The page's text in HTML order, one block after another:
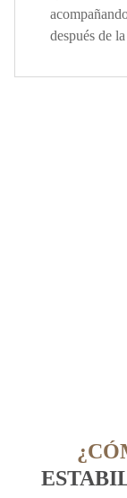
después de